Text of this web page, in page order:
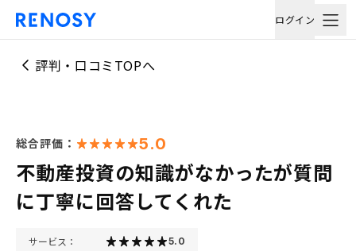
ログイン
評判・口コミTOPへ
総合評価： 5.0
不動産投資の知識がなかったが質問
に丁寧に回答してくれた
サービス： 5.0